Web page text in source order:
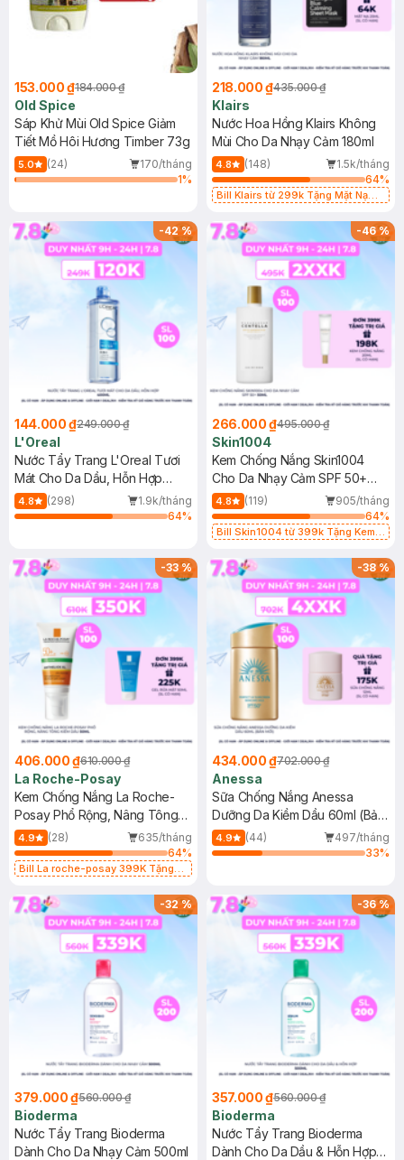
153.000 ₫184.000 ₫
Old Spice
Sáp Khử Mùi Old Spice Giảm
Tiết Mồ Hôi Hương Timber 73g
5.0 (24)
170/tháng
1%
218.000 ₫435.000 ₫
Klairs
Nước Hoa Hồng Klairs Không
Mùi Cho Da Nhạy Cảm 180ml
4.8 (148)
1.5k/tháng
64%
Bill Klairs từ 299k Tặng Mặt Nạ
25ml (SL Có Hạn)
-42%
144.000 ₫249.000 ₫
L'Oreal
Nước Tẩy Trang L'Oreal Tươi
Mát Cho Da Dầu, Hỗn Hợp
400ml
4.8 (298)
1.9k/tháng
64%
-46%
266.000 ₫495.000 ₫
Skin1004
Kem Chống Nắng Skin1004
Cho Da Nhạy Cảm SPF 50+
50ml
4.8 (119)
905/tháng
64%
Bill Skin1004 từ 399k Tặng Kem
SPF 50+ 20ml (SL Có Hạn)
-33%
406.000 ₫610.000 ₫
La Roche-Posay
Kem Chống Nắng La Roche-
Posay Phổ Rộng, Nâng Tông
Kiềm Dầu 50ml
4.9 (28)
635/tháng
64%
Bill La roche-posay 399K Tặng
(SL có hạn)
-38%
434.000 ₫702.000 ₫
Anessa
Sữa Chống Nắng Anessa
Dưỡng Da Kiềm Dầu 60ml (Bản
Mới)
4.9 (44)
497/tháng
33%
-32%
379.000 ₫560.000 ₫
Bioderma
Nước Tẩy Trang Bioderma
Dành Cho Da Nhạy Cảm 500ml
-36%
357.000 ₫560.000 ₫
Bioderma
Nước Tẩy Trang Bioderma
Dành Cho Da Dầu & Hỗn Hợp